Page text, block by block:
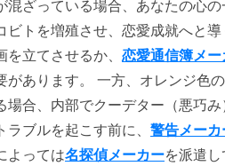
ざっている場合、あなたの心
トを増殖させ、恋愛成就へと導
立てさせるか、 恋愛通信簿メ
があります。 一方、オレンジ色
合、内部でクーデター（悪巧み
ブルを起こす前に、 警告メーカ
よっては名探偵メーカーを派遣